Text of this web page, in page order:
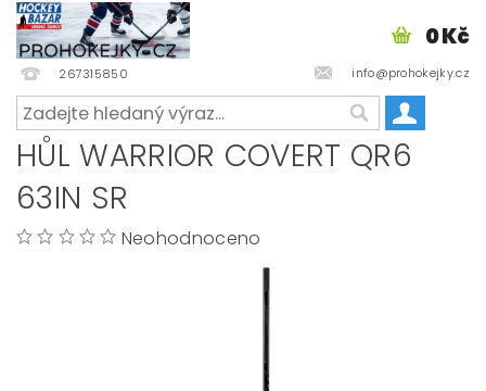
267315850 info@prohokejky.cz
0 Kč
HŮL WARRIOR COVERT QR6
63IN SR
Neohodnoceno